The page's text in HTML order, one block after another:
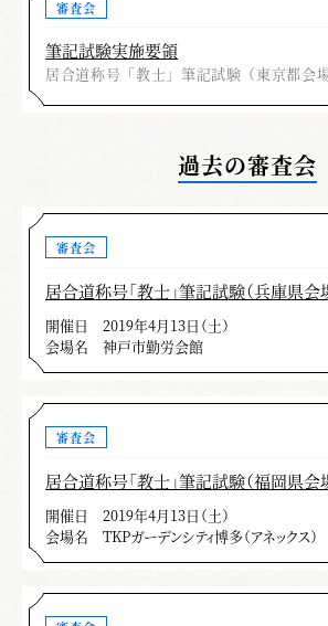
審査会
筆記試験実施要領
居合道称号「教士」筆記試験（東京都会場
過去の審査会
審査会
居合道称号「教士」筆記試験（兵庫県会
開催日
2019年4月13日（土）
会場名
神戸市勤労会館
審査会
居合道称号「教士」筆記試験（福岡県会
開催日
2019年4月13日（土）
会場名
TKPガーデンシティ博多（アネックス）